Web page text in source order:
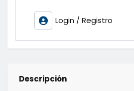
Login / Registro
Descripción